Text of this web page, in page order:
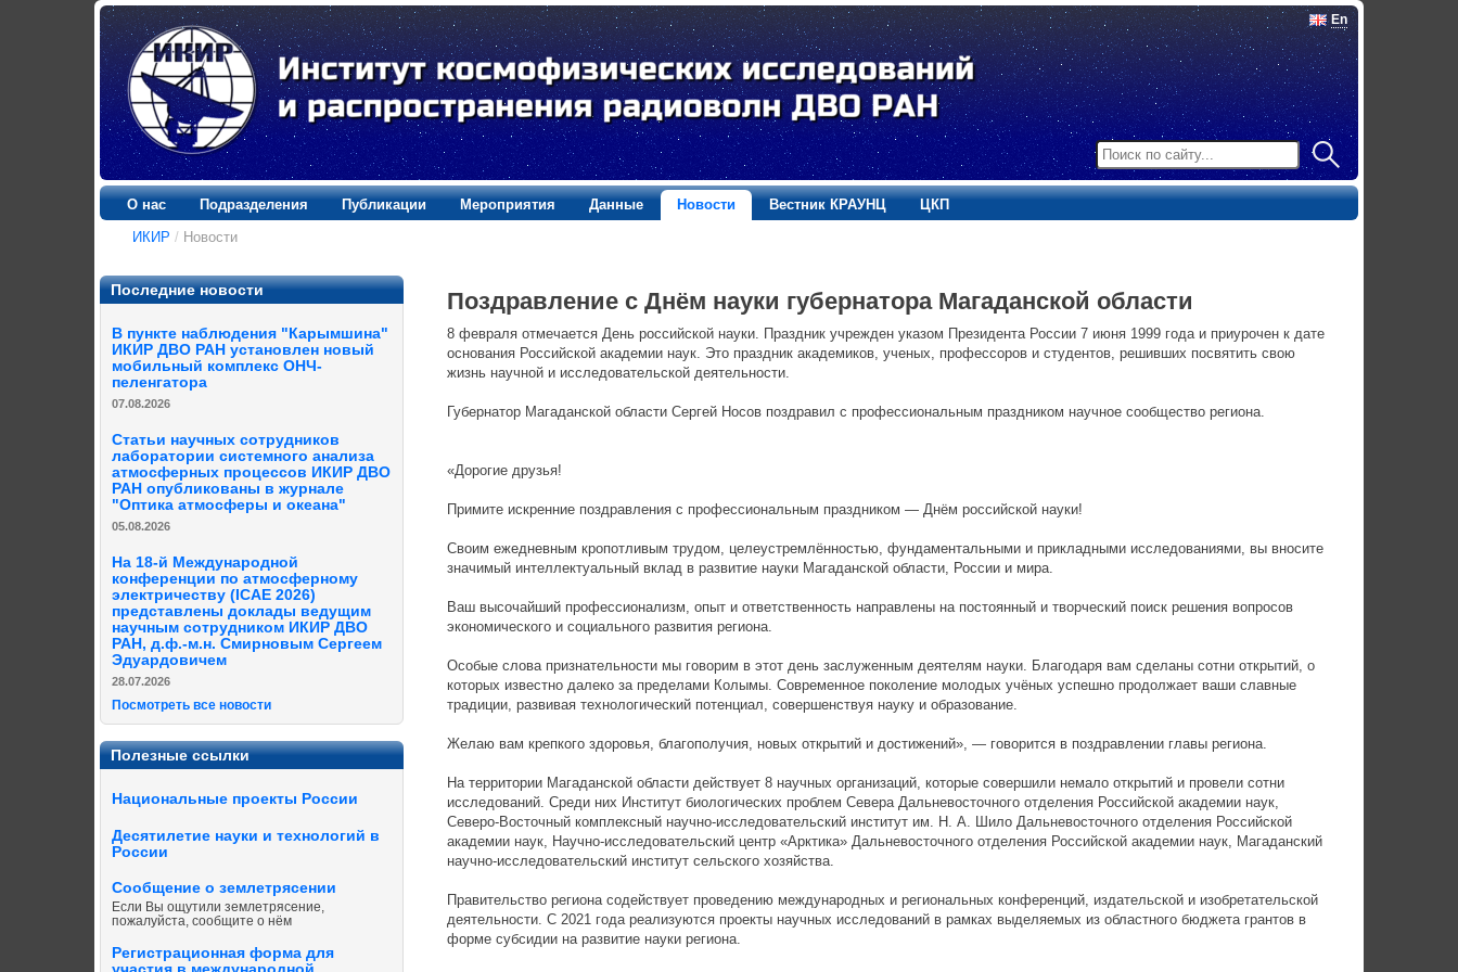
En
О нас Подразделения Публикации Мероприятия Данные Новости Вестник КРАУНЦ
ЦКП
ИКИР / Новости
Последние новости
В пункте наблюдения "Карымшина"
ИКИР ДВО РАН установлен новый
мобильный комплекс ОНЧ-
пеленгатора
07.08.2026
Статьи научных сотрудников
лаборатории системного анализа
атмосферных процессов ИКИР ДВО
РАН опубликованы в журнале
"Оптика атмосферы и океана"
05.08.2026
На 18-й Международной
конференции по атмосферному
электричеству (ICAE 2026)
представлены доклады ведущим
научным сотрудником ИКИР ДВО
РАН, д.ф.-м.н. Смирновым Сергеем
Эдуардовичем
28.07.2026
Посмотреть все новости
Полезные ссылки
Национальные проекты России
Десятилетие науки и технологий в
России
Сообщение о землетрясении
Если Вы ощутили землетрясение,
пожалуйста, сообщите о нём
Регистрационная форма для
Поздравление с Днём науки губернатора Магаданской области
8 февраля отмечается День российской науки. Праздник учрежден указом Президента России 7 июня 1999 года и приурочен к дате
основания Российской академии наук. Это праздник академиков, ученых, профессоров и студентов, решивших посвятить свою
жизнь научной и исследовательской деятельности.
Губернатор Магаданской области Сергей Носов поздравил с профессиональным праздником научное сообщество региона.
«Дорогие друзья!
Примите искренние поздравления с профессиональным праздником — Днём российской науки!
Своим ежедневным кропотливым трудом, целеустремлённостью, фундаментальными и прикладными исследованиями, вы вносите
значимый интеллектуальный вклад в развитие науки Магаданской области, России и мира.
Ваш высочайший профессионализм, опыт и ответственность направлены на постоянный и творческий поиск решения вопросов
экономического и социального развития региона.
Особые слова признательности мы говорим в этот день заслуженным деятелям науки. Благодаря вам сделаны сотни открытий, о
которых известно далеко за пределами Колымы. Современное поколение молодых учёных успешно продолжает ваши славные
традиции, развивая технологический потенциал, совершенствуя науку и образование.
Желаю вам крепкого здоровья, благополучия, новых открытий и достижений», — говорится в поздравлении главы региона.
На территории Магаданской области действует 8 научных организаций, которые совершили немало открытий и провели сотни
исследований. Среди них Институт биологических проблем Севера Дальневосточного отделения Российской академии наук,
Северо-Восточный комплексный научно-исследовательский институт им. Н. А. Шило Дальневосточного отделения Российской
академии наук, Научно-исследовательский центр «Арктика» Дальневосточного отделения Российской академии наук, Магаданский
научно-исследовательский институт сельского хозяйства.
Правительство региона содействует проведению международных и региональных конференций, издательской и изобретательской
деятельности. С 2021 года реализуются проекты научных исследований в рамках выделяемых из областного бюджета грантов в
форме субсидии на развитие науки региона.